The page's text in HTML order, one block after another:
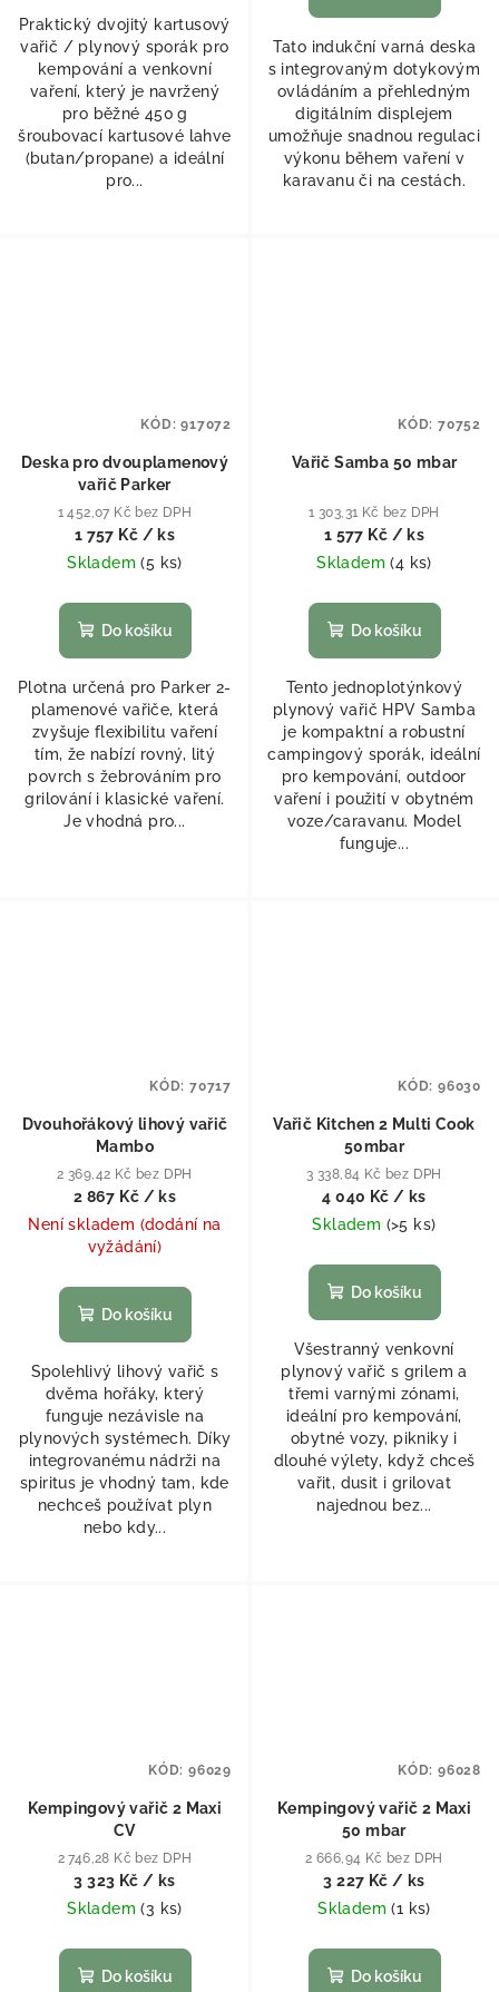
Praktický dvojitý kartusový
vařič / plynový sporák pro
kempování a venkovní
vaření, který je navržený
pro běžné 450 g
šroubovací kartusové lahve
(butan/propane) a ideální
pro...
Tato indukční varná deska
s integrovaným dotykovým
ovládáním a přehledným
digitálním displejem
umožňuje snadnou regulaci
výkonu během vaření v
karavanu či na cestách.
Deska pro dvouplamenový
vařič Parker
1 452,07 Kč bez DPH
1 757 Kč / ks
Skladem(5 ks)
Do košíku
Plotna určená pro Parker 2-
plamenové vařiče, která
zvyšuje flexibilitu vaření
tím, že nabízí rovný, litý
povrch s žebrováním pro
grilování i klasické vaření.
Je vhodná pro...
KÓD:917072
Vařič Samba 50 mbar
1 303,31 Kč bez DPH
1 577 Kč / ks
Skladem(4 ks)
Do košíku
Tento jednoplotýnkový
plynový vařič HPV Samba
je kompaktní a robustní
campingový sporák, ideální
pro kempování, outdoor
vaření i použití v obytném
voze/caravanu. Model
funguje...
KÓD: 70752
Dvouhořákový lihový vařič
Mambo
2 369,42 Kč bez DPH
2 867 Kč / ks
Není skladem (dodání na
vyžádání)
Do košíku
Spolehlivý lihový vařič s
dvěma hořáky, který
funguje nezávisle na
plynových systémech. Díky
integrovanému nádrži na
spiritus je vhodný tam, kde
nechceš používat plyn
nebo kdy...
KÓD: 70717
Vařič Kitchen 2 Multi Cook
50mbar
3 338,84 Kč bez DPH
4 040 Kč / ks
Skladem (>5 ks)
Do košíku
Všestranný venkovní
plynový vařič s grilem a
třemi varnými zónami,
ideální pro kempování,
obytné vozy, pikniky i
dlouhé výlety, když chceš
vařit, dusit i grilovat
najednou bez...
KÓD: 96030
Kempingový vařič 2 Maxi
CV
2 746,28 Kč bez DPH
3 323 Kč / ks
Skladem(3 ks)
Do košíku
KÓD: 96029
Kempingový vařič 2 Maxi
50 mbar
2 666,94 Kč bez DPH
3 227 Kč / ks
Skladem(1 ks)
Do košíku
KÓD: 96028